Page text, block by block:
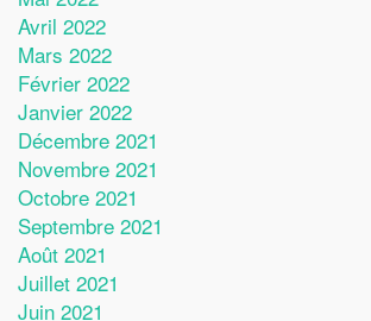
Avril 2022
Mars 2022
Février 2022
Janvier 2022
Décembre 2021
Novembre 2021
Octobre 2021
Septembre 2021
Août 2021
Juillet 2021
Juin 2021